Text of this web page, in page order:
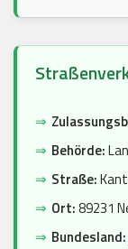
⇒
⇒ Behörde:
⇒ Straße:
⇒ Ort:89231
⇒ Bundesland: